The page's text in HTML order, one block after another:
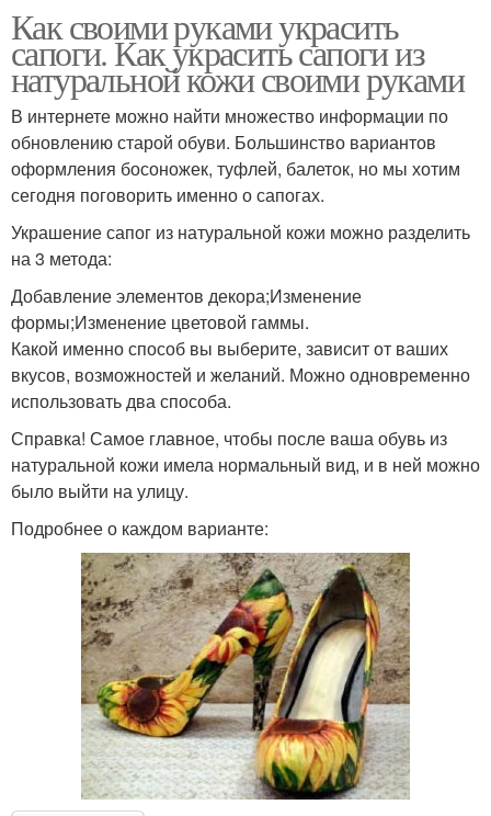
Как своими руками украсить
сапоги. Как украсить сапоги из
натуральной кожи своими руками
В интернете можно найти множество информации по
обновлению старой обуви. Большинство вариантов
оформления босоножек, туфлей, балеток, но мы хотим
сегодня поговорить именно о сапогах.
Украшение сапог из натуральной кожи можно разделить
на 3 метода:
Добавление элементов декора;Изменение
формы;Изменение цветовой гаммы.
Какой именно способ вы выберите, зависит от ваших
вкусов, возможностей и желаний. Можно одновременно
использовать два способа.
Справка! Самое главное, чтобы после ваша обувь из
натуральной кожи имела нормальный вид, и в ней можно
было выйти на улицу.
Подробнее о каждом варианте: